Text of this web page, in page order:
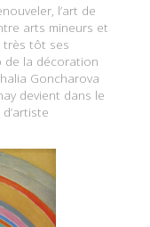
l’art de
arts mineurs et
très tôt ses
de la décoration
Goncharova
devient dans le